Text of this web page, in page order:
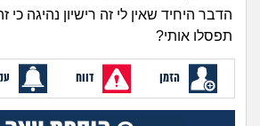
מדורים
הדבר היחיד שאין לי זה רישיון נהיגה כי
תפסלו אותי?
הזמן דווח